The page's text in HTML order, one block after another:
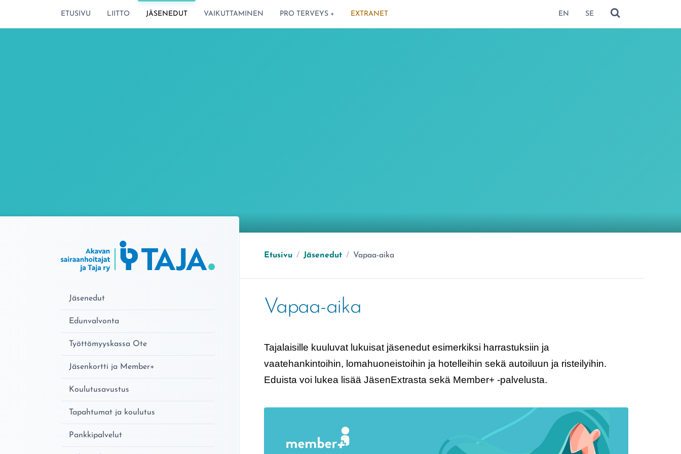
SIIRRY SIVUN SISÄLTÖÖN
ETUSIVU LIITTO JÄSENEDUT VAIKUTTAMINEN PRO TERVEYS + EXTRANET EN SE
NÄYTÄ HAKU
Etusivu / Jäsenedut / Olet täällä:
Vapaa-aika
Vapaa-aika
Tajalaisille kuuluvat lukuisat jäsenedut esimerkiksi harrastuksiin ja
vaatehankintoihin, lomahuoneistoihin ja hotelleihin sekä autoiluun ja risteilyihin.
Eduista voi lukea lisää JäsenExtrasta sekä Member+ -palvelusta.
Jäsenedut
Edunvalvonta
Työttömyyskassa Ote
Jäsenkortti ja Member+
Koulutusavustus
Tapahtumat ja koulutus
Pankkipalvelut